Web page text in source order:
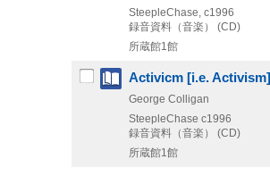
SteepleChase, c1996
録音資料（音楽） (CD)
所蔵館1館
Activicm [i.e. Activism]
George Colligan
SteepleChase c1996
録音資料（音楽） (CD)
所蔵館1館